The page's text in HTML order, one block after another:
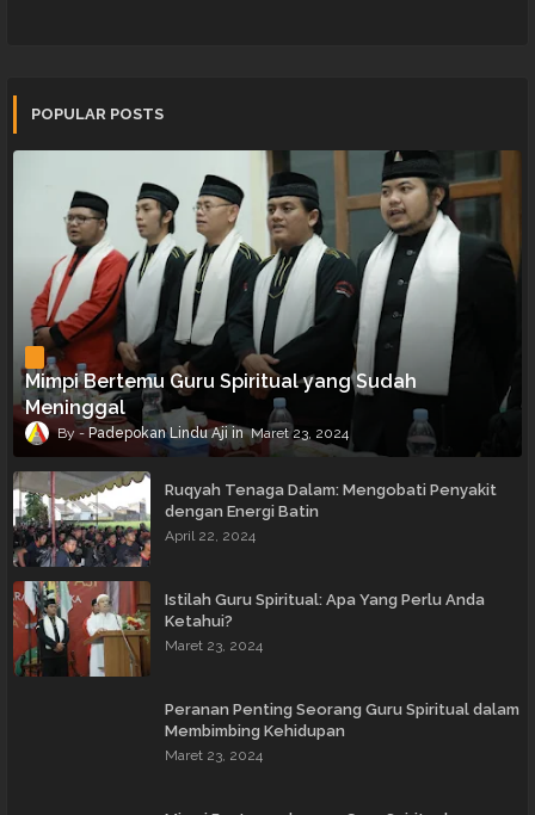
POPULAR POSTS
Mimpi Bertemu Guru Spiritual yang Sudah
Meninggal
Padepokan Lindu Aji Maret 23, 2024
Ruqyah Tenaga Dalam: Mengobati Penyakit
dengan Energi Batin
April 22, 2024
Istilah Guru Spiritual: Apa Yang Perlu Anda
Ketahui?
Maret 23, 2024
Peranan Penting Seorang Guru Spiritual dalam
Membimbing Kehidupan
Maret 23, 2024